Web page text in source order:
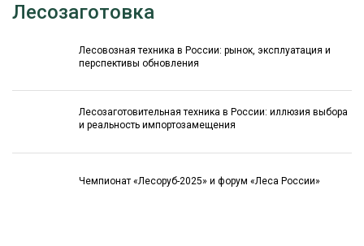
Лесозаготовка
Лесовозная техника в России: рынок, эксплуатация и
перспективы обновления
Лесозаготовительная техника в России: иллюзия выбора
и реальность импортозамещения
Чемпионат «Лесоруб-2025» и форум «Леса России»